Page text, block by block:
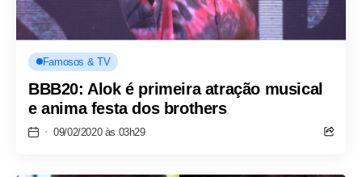
Famosos & TV
BBB20: Alok é primeira atração musical
e anima festa dos brothers
09/02/2020 às 03h29